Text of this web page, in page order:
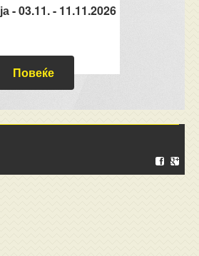
- 03.11. - 11.11.2026
Повеќе